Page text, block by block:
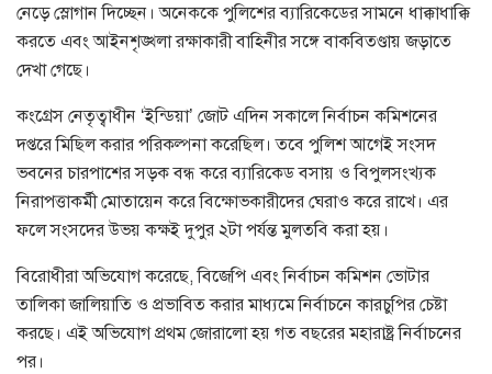
নেড়ে স্লোগান দিচ্ছেন। অনেককে পুলিশের ব্যারিকেডের সামনে ধাক্কাধাক্কি
করতে এবং আইনশৃঙ্খলা রক্ষাকারী বাহিনীর সঙ্গে বাকবিতণ্ডায় জড়াতে
দেখা গেছে।
কংগ্রেস নেতৃত্বাধীন ‘ইন্ডিয়া’ জোট এদিন সকালে নির্বাচন কমিশনের
দপ্তরে মিছিল করার পরিকল্পনা করেছিল। তবে পুলিশ আগেই সংসদ
ভবনের চারপাশের সড়ক বন্ধ করে ব্যারিকেড বসায় ও বিপুলসংখ্যক
নিরাপত্তাকর্মী মোতায়েন করে বিক্ষোভকারীদের ঘেরাও করে রাখে। এর
ফলে সংসদের উভয় কক্ষই দুপুর ২টা পর্যন্ত মুলতবি করা হয়।
বিরোধীরা অভিযোগ করেছে, বিজেপি এবং নির্বাচন কমিশন ভোটার
তালিকা জালিয়াতি ও প্রভাবিত করার মাধ্যমে নির্বাচনে কারচুপির চেষ্টা
করছে। এই অভিযোগ প্রথম জোরালো হয় গত বছরের মহারাষ্ট্র নির্বাচনের
পর।